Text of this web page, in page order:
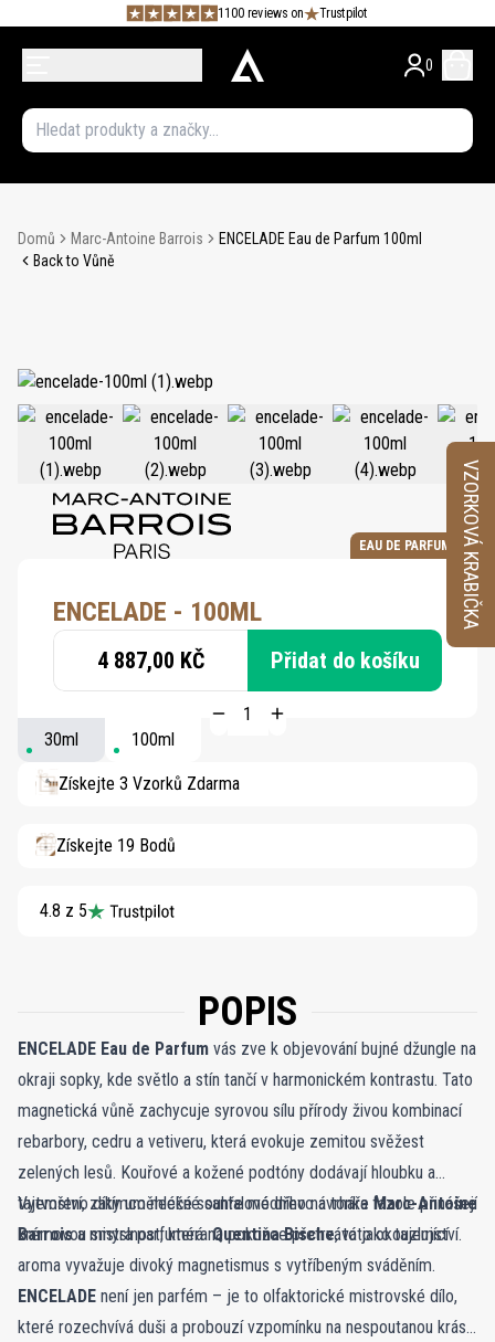
1100 reviews on Trustpilot
0
Domů Marc-Antoine Barrois
ENCELADE Eau de Parfum 100ml
Back to Vůně
EAU DE PARFUM
ENCELADE - 100ML
4 887,00 KČ Přidat do košíku
30ml 100ml
Získejte 3 Vzorků Zdarma
Získejte 19 Bodů
4.8 z 5
POPIS
ENCELADE Eau de Parfum vás zve k objevování bujné džungle na
okraji sopky, kde světlo a stín tančí v harmonickém kontrastu. Tato
magnetická vůně zachycuje syrovou sílu přírody živou kombinací
rebarbory, cedru a vetiveru, která evokuje zemitou svěžest
zelených lesů. Kouřové a kožené podtóny dodávají hloubku a
tajemství, zatímco mléčné santalové dřevo a tonka fazole přinášejí
krémovou smyslnost, která na pokožce přetrvává jako tajemství.
Vytvořeno díky umělecké souhře módního návrhářeMarc-Antoine
Barroisa mistra parfuméraQuentina Bische, toto okouzlující
aroma vyvažuje divoký magnetismus s vytříbeným sváděním.
ENCELADE není jen parfém – je to olfaktorické mistrovské dílo,
které rozechvívá duši a probouzí vzpomínku na nespoutanou krásu
VZORKOVÁ KRABIČKA